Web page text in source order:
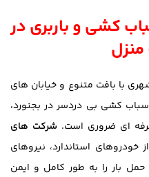
کشی و باربری در
منزل
با بافت متنوع و خیابان های
کشی بی دردسر در بجنورد،
ای ضروری است. شرکت های
خودروهای استاندارد، نیروهای
حمل بار را به طور کامل و ایمن